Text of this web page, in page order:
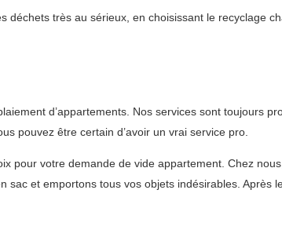
très au sérieux, en choisissant le recyclage
d’appartements. Nos services sont toujours
pouvez être certain d’avoir un vrai service pro.
pour votre demande de vide appartement. Chez
et emportons tous vos objets indésirables. Après